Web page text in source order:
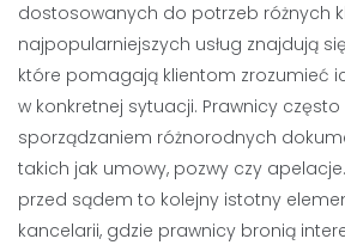
dostosowanych do potrzeb różnych
najpopularniejszych usług znajdują
które pomagają klientom zrozumieć
w konkretnej sytuacji. Prawnicy
sporządzaniem różnorodnych
takich jak umowy, pozwy czy
przed sądem to kolejny istotny
kancelarii, gdzie prawnicy bronią